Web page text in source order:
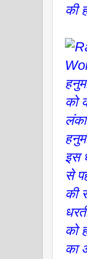
की
को
इस
से
की
को
का